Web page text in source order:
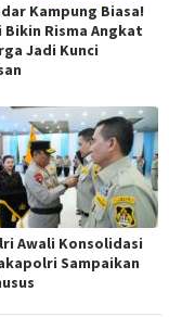
Kampung Biasa!
Bikin Risma Angkat
Jadi Kunci
Awali Konsolidasi
Sampaikan